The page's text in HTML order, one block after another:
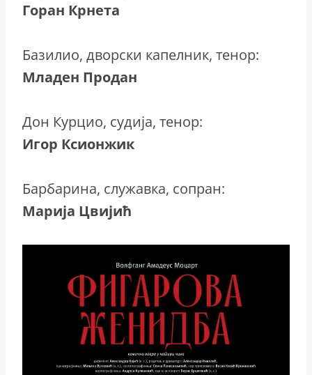
Горан Крнета
Базилио, дворски капелник, тенор:
Младен Продан
Дон Курцио, судија, тенор:
Игор Ксионжик
Барбарина, служавка, сопран:
Марија Цвијић